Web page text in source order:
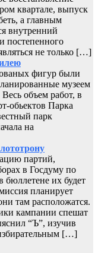
квартале, выпуск
а главным
внутренний
постепенного
не только […]
фигур были
музеем
объем работ, в
обьектов Парка
парк
на
партий,
в Госдуму по
бюллетене их будет
планирует
там расположатся.
кампании спешат
“Ъ”, изучив
[…]